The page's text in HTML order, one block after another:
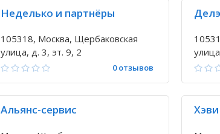
Неделько и партнёры
105318, Москва, Щербаковская
улица, д. 3, эт. 9, 2
0 отзывов
Альянс-сервис